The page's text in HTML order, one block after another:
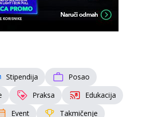
Stipendija
Posao
Praksa
Edukacija
Event Takmičenje